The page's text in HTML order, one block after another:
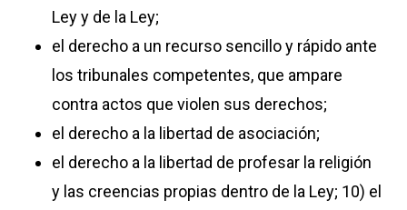
Ley y de la Ley;
el derecho a un recurso sencillo y rápido ante
los tribunales competentes, que ampare
contra actos que violen sus derechos;
el derecho a la libertad de asociación;
el derecho a la libertad de profesar la religión
y las creencias propias dentro de la Ley; 10) el